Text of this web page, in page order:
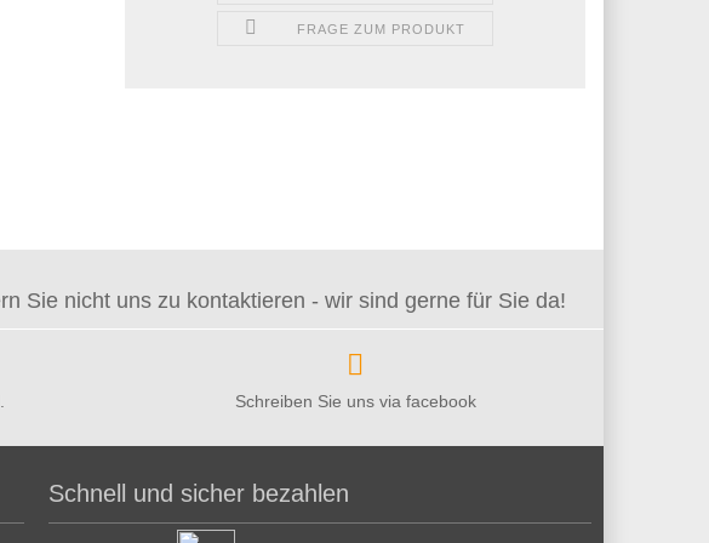
FRAGE ZUM PRODUKT
Sie nicht uns zu kontaktieren - wir sind gerne für Sie da!
Schreiben Sie uns via facebook
Schnell und sicher bezahlen